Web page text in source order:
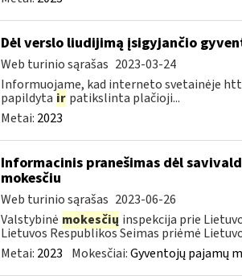
Dėl verslo liudijimą įsigyjančio
Web turinio sąrašas 2023-03-24
Informuojame, kad interneto svetainėje
papildyta ir patikslinta plačioji...
Metai: 2023
Informacinis pranešimas dėl
mokesčiu
Web turinio sąrašas 2023-06-26
Valstybinė mokesčių inspekcija prie
Lietuvos Respublikos Seimas priėmė
Metai: 2023 Mokesčiai:Gyventojų pajamų